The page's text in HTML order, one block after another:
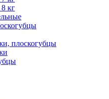
кг
плоскогубцы